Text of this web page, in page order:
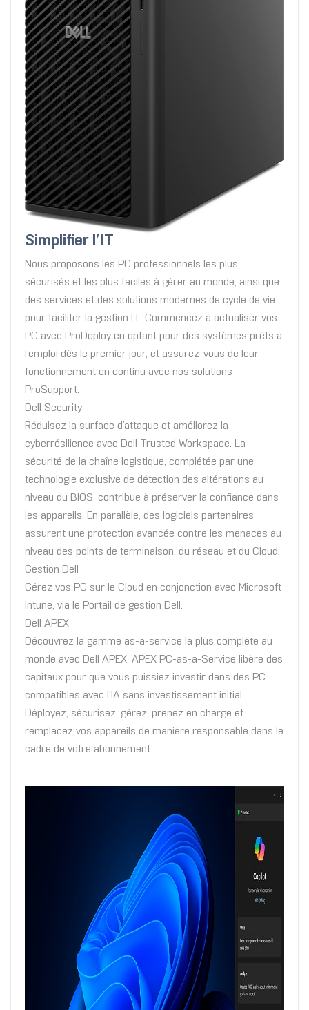
Simplifier l’IT
Nous proposons les PC professionnels les plus
sécurisés et les plus faciles à gérer au monde, ainsi que
des services et des solutions modernes de cycle de vie
pour faciliter la gestion IT. Commencez à actualiser vos
PC avec ProDeploy en optant pour des systèmes prêts à
l’emploi dès le premier jour, et assurez-vous de leur
fonctionnement en continu avec nos solutions
ProSupport.
Dell Security
Réduisez la surface d’attaque et améliorez la
cyberrésilience avec Dell Trusted Workspace. La
sécurité de la chaîne logistique, complétée par une
technologie exclusive de détection des altérations au
niveau du BIOS, contribue à préserver la confiance dans
les appareils. En parallèle, des logiciels partenaires
assurent une protection avancée contre les menaces au
niveau des points de terminaison, du réseau et du Cloud.
Gestion Dell
Gérez vos PC sur le Cloud en conjonction avec Microsoft
Intune, via le Portail de gestion Dell.
Dell APEX
Découvrez la gamme as-a-service la plus complète au
monde avec Dell APEX. APEX PC-as-a-Service libère des
capitaux pour que vous puissiez investir dans des PC
compatibles avec l’IA sans investissement initial.
Déployez, sécurisez, gérez, prenez en charge et
remplacez vos appareils de manière responsable dans le
cadre de votre abonnement.